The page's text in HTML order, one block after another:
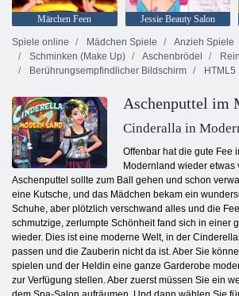
Märchen Feen Jessie Beauty Salon
Spiele online
Mädchen Spiele
Anzieh Spiele
Schminken (Make Up)
Aschenbrödel
Berührungsempfindlicher Bildschirm
HTML5
Aschenputtel im
Cinderalla in
Offenbar hat die gute Fee
Modernland wieder etwas
Aschenputtel sollte zum Ball gehen und schon
eine Kutsche, und das Mädchen bekam ein
Schuhe, aber plötzlich verschwand alles und die
schmutzige, zerlumpte Schönheit fand sich in einer
wieder. Dies ist eine moderne Welt, in der
passen und die Zauberin nicht da ist. Aber Sie
spielen und der Heldin eine ganze Garderobe
zur Verfügung stellen. Aber zuerst müssen Sie ein